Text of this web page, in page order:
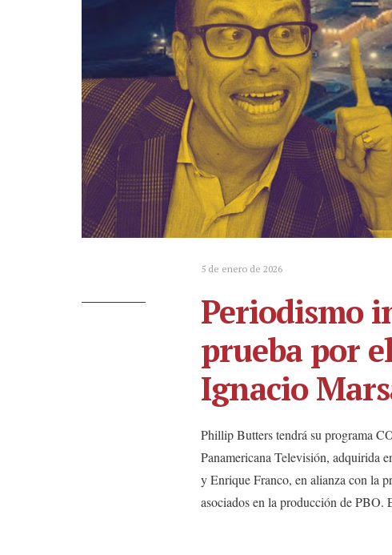
5 de enero de 2026
Periodismo
prueba por
Ignacio
Phillip Butters tendrá su programa
Panamericana Televisión, adquirida
y Enrique Franco, en alianza con la
asociados en la producción de PBO.